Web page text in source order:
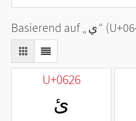
Basierend auf „ي“
U+0626
ئ